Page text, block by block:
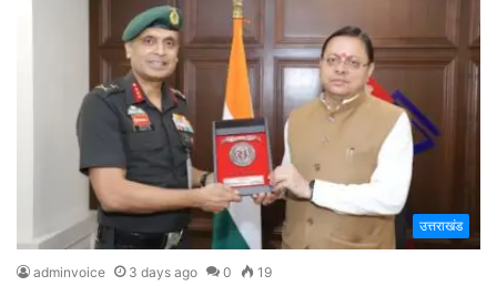
उत्तराखंड
adminvoice 3 days ago 0 19